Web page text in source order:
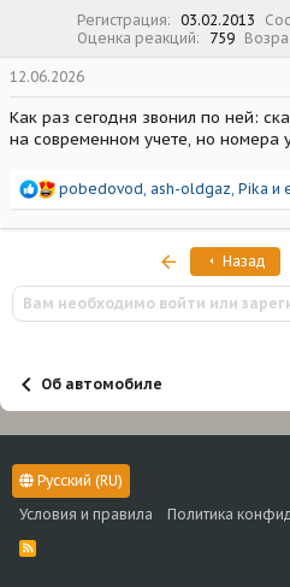
Регистрация 03.02.2013
Оценка реакций
759
12.06.2026
Как раз сегодня звонил по ней:
на современном учете, но номера
Р
а
и
и
:
pobedovod ash-oldgaz Pika и
ПервыйНазад
Вам необходимо войти или
Об автомобиле
Русский (RU)
Условия и правила
Политика
R
S